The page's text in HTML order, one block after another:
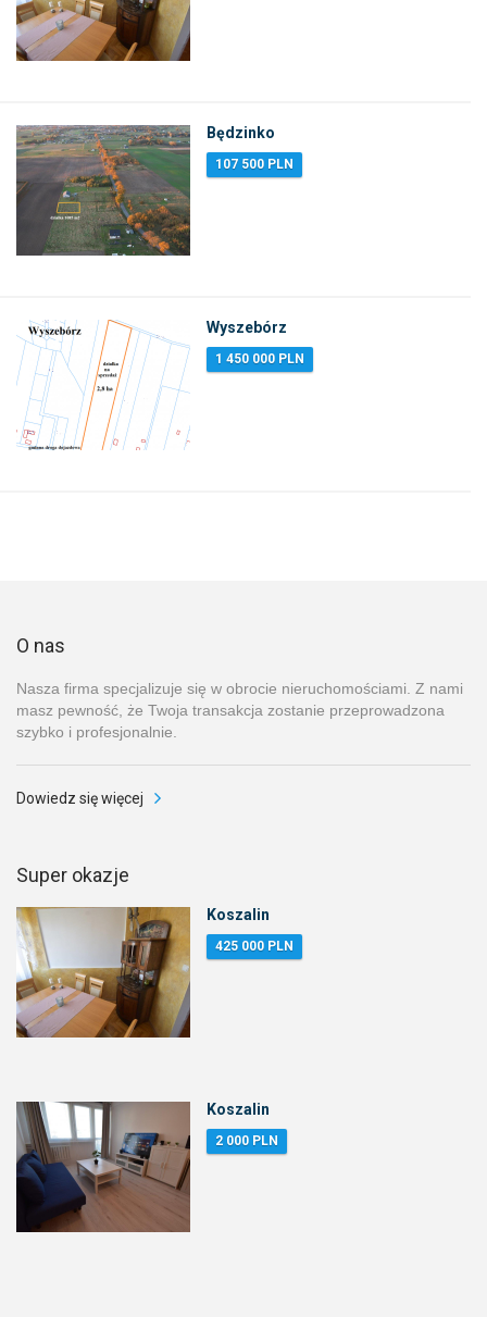
Będzinko
107 500 PLN
Wyszebórz
1 450 000 PLN
O nas
Nasza firma specjalizuje się w obrocie nieruchomościami. Z nami
masz pewność, że Twoja transakcja zostanie przeprowadzona
szybko i profesjonalnie.
Dowiedz się więcej
Super okazje
Koszalin
425 000 PLN
Koszalin
2 000 PLN